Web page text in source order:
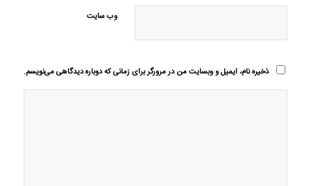
وب‌ سایت
ذخیره نام، ایمیل و وبسایت من در مرورگر برای زمانی که دوباره دیدگاهی می‌نویسم.